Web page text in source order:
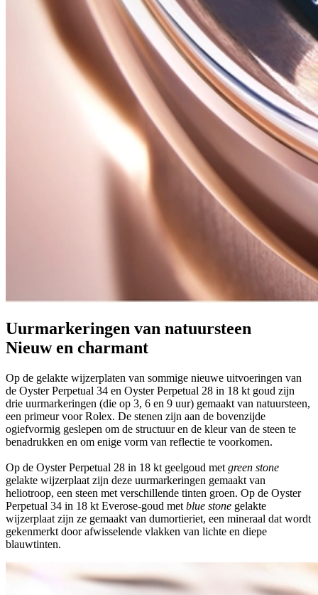
Uurmarkeringen van natuursteen
Nieuw en charmant
Op de gelakte wijzerplaten van sommige nieuwe uitvoeringen van
de Oyster Perpetual 34 en Oyster Perpetual 28 in 18 kt goud zijn
drie uurmarkeringen (die op 3, 6 en 9 uur) gemaakt van natuursteen,
een primeur voor Rolex. De stenen zijn aan de bovenzijde
ogiefvormig geslepen om de structuur en de kleur van de steen te
benadrukken en om enige vorm van reflectie te voorkomen.
Op de Oyster Perpetual 28 in 18 kt geelgoud met green stone
gelakte wijzerplaat zijn deze uurmarkeringen gemaakt van
heliotroop, een steen met verschillende tinten groen. Op de Oyster
Perpetual 34 in 18 kt Everose-goud met blue stone gelakte
wijzerplaat zijn ze gemaakt van dumortieriet, een mineraal dat wordt
gekenmerkt door afwisselende vlakken van lichte en diepe
blauwtinten.